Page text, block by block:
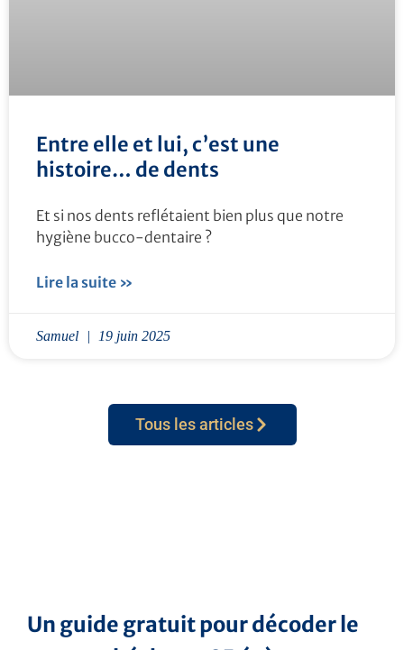
Entre elle et lui, c’est une
histoire… de dents
Et si nos dents reflétaient bien plus que notre
hygiène bucco-dentaire ?
Lire la suite »
Samuel 19 juin 2025
Tous les articles
Un guide gratuit pour décoder le